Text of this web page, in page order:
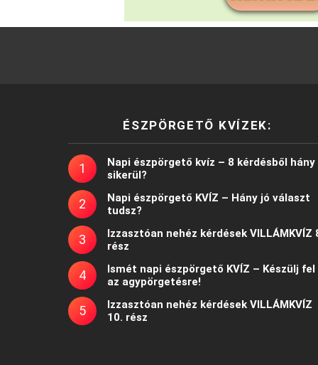
ÉSZPÖRGETŐ KVÍZEK:
Napi észpörgető kvíz – 8 kérdésből hány
sikerül?
Napi észpörgető KVÍZ – Hány jó választ
tudsz?
Izzasztóan nehéz kérdések VILLÁMKVÍZ
rész
Ismét napi észpörgető KVÍZ – Készülj fel
az agypörgetésre!
Izzasztóan nehéz kérdések VILLÁMKVÍZ
10. rész